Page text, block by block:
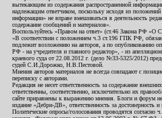
вытекающим из содержания распространенной
надлежащим ответчиком, поскольку исходя из
информации» не вправе вмешиваться в деятельность
содержание сообщений и материалов».
Воспользуйтесь «Правом на ответ» (ст.46 Закона РФ «О
«В соответствии с положением ч.3 ст.196 ГПК РФ,
подлежит возложению на авторов, а по опубликованию
РФ - на учредителя и главного редактор», - из
краевого суда от 22.08.2012 г. (дело №33-5325/2012)
судей С.И.Дорожко, Н.В.Пестовой.
Мнения авторов материалов не всегда совпадают с
переписку с авторами.
Редакция не несет ответственность за содержание
ответственны, соответственно, исключительно их
сайте приравнены к выражению мнения. Блоги и форум не
издание «Дебри-ДВ», ответственность за достоверность и
Политические опросы/голосования проводятся согласно